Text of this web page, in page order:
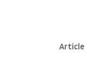
Article